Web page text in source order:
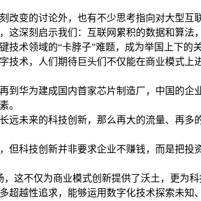
变的讨论外，也有不少思考指向对大型互
深刻启示我们：互联网累积的数据和算法
术领域的“卡脖子”难题，成为举国上下的关
技术，人们期待巨头们不仅能在商业模式
到华为建成国内首家芯片制造厂，中国的
。
远未来的科技创新，那么再大的流量、再
但科技创新并非要求企业不赚钱，而是把
这不仅为商业模式创新提供了沃土，更为
超越性追求，能够运用数字化技术探索未